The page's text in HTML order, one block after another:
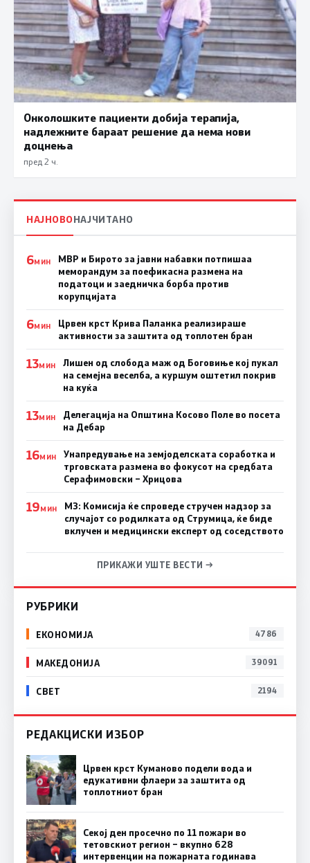
Онколошките пациенти добија терапија,
надлежните бараат решение да нема нови
доцнења
пред 2 ч.
НАЈНОВОНАЈЧИТАНО
6МИН
МВР и Бирото за јавни набавки потпишаа
меморандум за поефикасна размена на
податоци и заедничка борба против
корупцијата
6МИН
Црвен крст Крива Паланка реализираше
активности за заштита од топлотен бран
13МИН
Лишен од слобода маж од Боговиње кој пукал
на семејна веселба, а куршум оштетил покрив
на куќа
13МИН
Делегација на Општина Косово Поле во посета
на Дебар
16МИН
Унапредување на земјоделската соработка и
трговската размена во фокусот на средбата
Серафимовски – Хрицова
19МИН
МЗ: Комисија ќе спроведе стручен надзор за
случајот со родилката од Струмица, ќе биде
вклучен и медицински експерт од соседството
ПРИКАЖИ УШТЕ ВЕСТИ →
РУБРИКИ
ЕКОНОМИЈА 4786
МАКЕДОНИЈА 39091
СВЕТ 2194
РЕДАКЦИСКИ ИЗБОР
Црвен крст Куманово подели вода и
едукативни флаери за заштита од
топлотниот бран
Секој ден просечно по 11 пожари во
тетовскиот регион – вкупно 628
интервенции на пожарната годинава